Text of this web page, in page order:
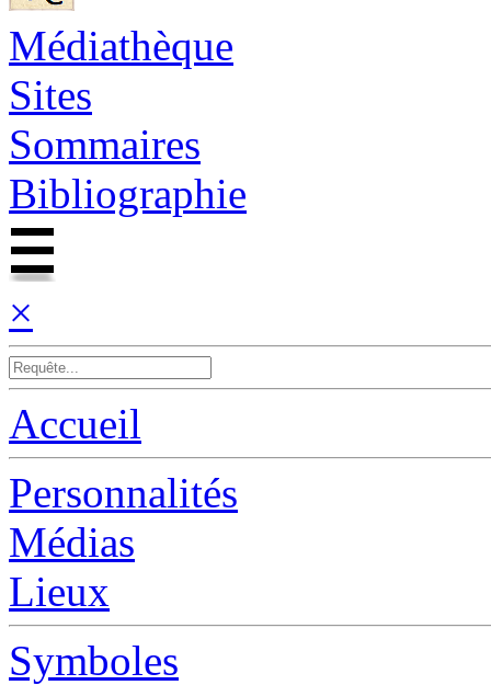
Médiathèque
Sites
Sommaires
Bibliographie
×
Accueil
Personnalités
Médias
Lieux
Symboles